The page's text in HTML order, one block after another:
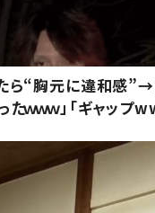
ら“胸元に違和感”→
ｗｗｗ」「ギャップ